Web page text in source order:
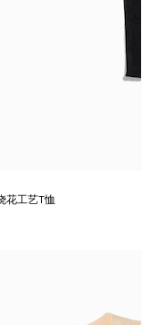
花工艺T恤